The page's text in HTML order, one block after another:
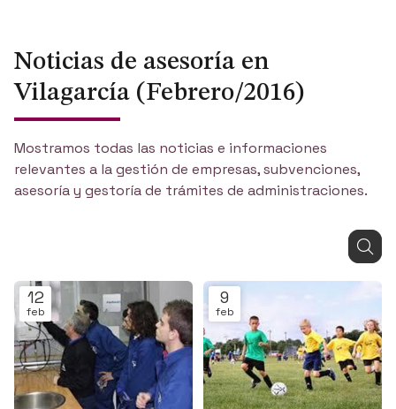
Noticias de asesoría en
Vilagarcía (Febrero/2016)
Mostramos todas las noticias e informaciones
relevantes a la gestión de empresas, subvenciones,
asesoría y gestoría de trámites de administraciones.
12
feb
9
feb